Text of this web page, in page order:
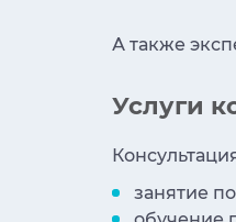
А также
Услуги
занятие